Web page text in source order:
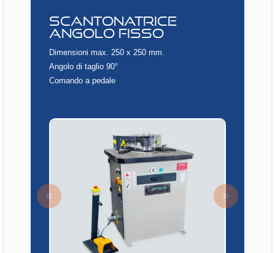
SCANTONATRICE
ANGOLO FISSO
Dimensioni max. 250 x 250 mm.
Angolo di taglio 90°
Comando a pedale